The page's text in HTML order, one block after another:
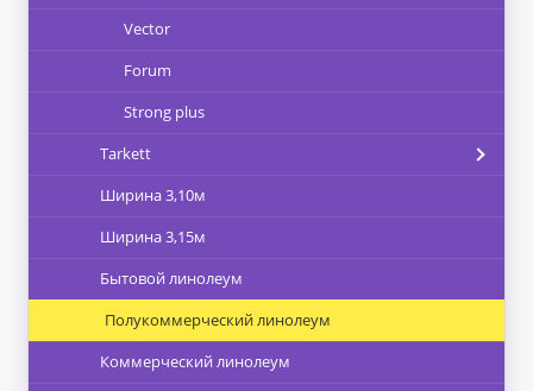
Vector
Forum
Strong plus
Tarkett
Ширина 3,10м
Ширина 3,15м
Бытовой линолеум
Полукоммерческий линолеум
Коммерческий линолеум